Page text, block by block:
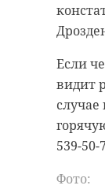
Если
видит
539-50-
Фото: